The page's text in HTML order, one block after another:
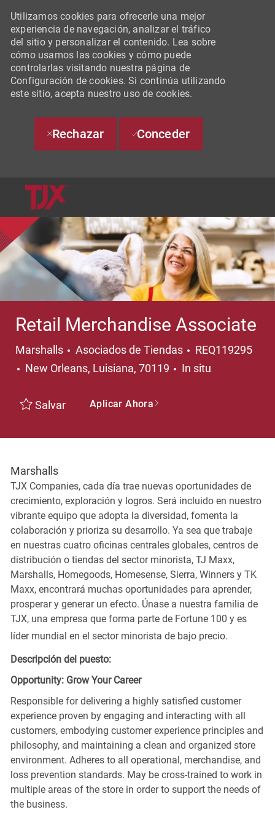
Utilizamos cookies para ofrecerle una mejor
experiencia de navegación, analizar el tráfico
del sitio y personalizar el contenido. Lea sobre
cómo usamos las cookies y cómo puede
controlarlas visitando nuestra página de
Configuración de cookies. Si continúa utilizando
este sitio, acepta nuestro uso de cookies.
Rechazar Conceder
Retail Merchandise Associate
Marshalls Categoría
Asociados de Tiendas
REQ119295
Ubicación
New Orleans, Luisiana, 70119 In situ
Salvar Aplicar Ahora
Marshalls
TJX Companies, cada día trae nuevas oportunidades de
crecimiento, exploración y logros. Será incluido en nuestro
vibrante equipo que adopta la diversidad, fomenta la
colaboración y prioriza su desarrollo. Ya sea que trabaje
en nuestras cuatro oficinas centrales globales, centros de
distribución o tiendas del sector minorista, TJ Maxx,
Marshalls, Homegoods, Homesense, Sierra, Winners y TK
Maxx, encontrará muchas oportunidades para aprender,
prosperar y generar un efecto. Únase a nuestra familia de
TJX, una empresa que forma parte de Fortune 100 y es
líder mundial en el sector minorista de bajo precio.
Descripción del puesto:
Opportunity: Grow Your Career
Responsible for delivering a highly satisfied customer
experience proven by engaging and interacting with all
customers, embodying customer experience principles and
philosophy, and maintaining a clean and organized store
environment. Adheres to all operational, merchandise, and
loss prevention standards. May be cross-trained to work in
multiple areas of the store in order to support the needs of
the business.